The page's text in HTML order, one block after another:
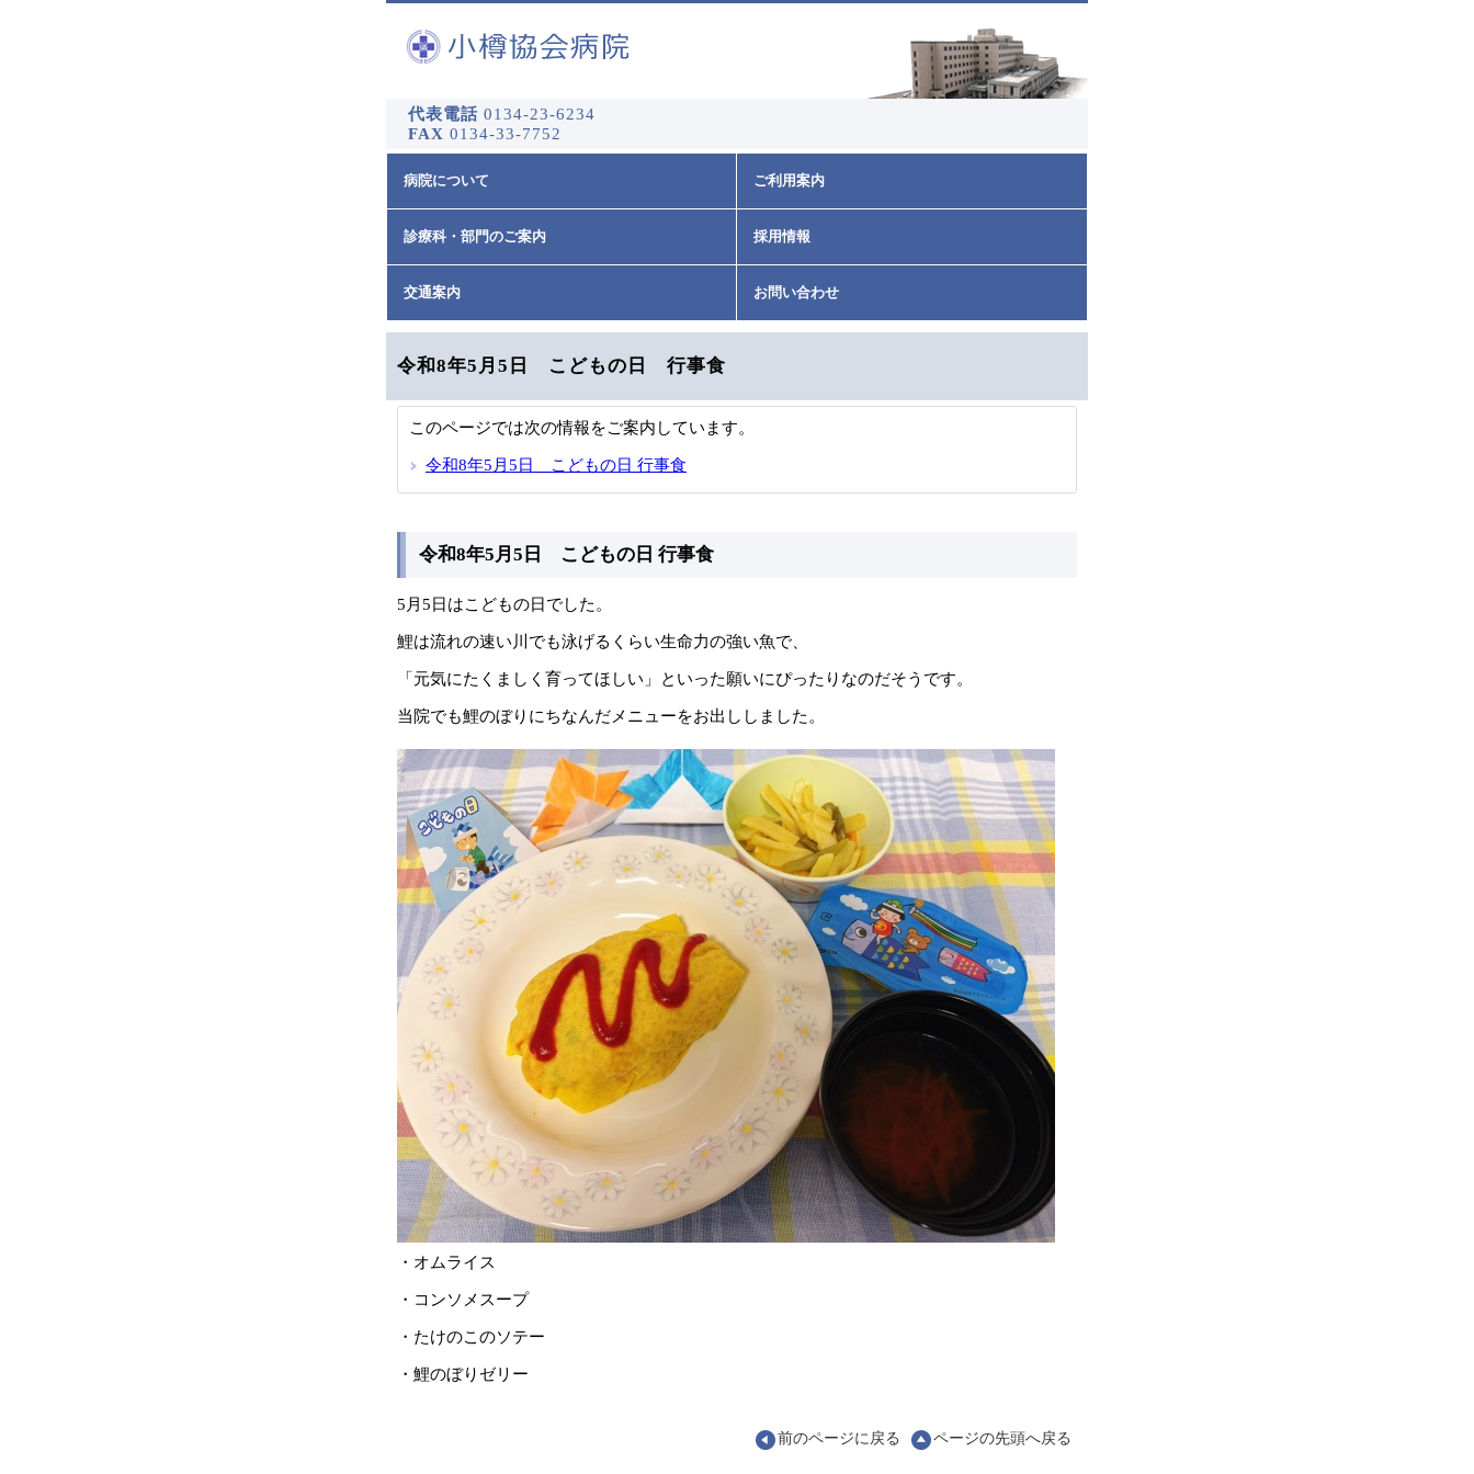
代表電話 0134-23-6234
FAX 0134-33-7752
病院について ご利用案内
診療科・部門のご案内 採用情報
交通案内 お問い合わせ
令和8年5月5日 こどもの日 行事食
このページでは次の情報をご案内しています。
令和8年5月5日 こどもの日 行事食
令和8年5月5日 こどもの日 行事食
5月5日はこどもの日でした。
鯉は流れの速い川でも泳げるくらい生命力の強い魚で、
「元気にたくましく育ってほしい」といった願いにぴったりなのだそうです。
当院でも鯉のぼりにちなんだメニューをお出ししました。
・オムライス
・コンソメスープ
・たけのこのソテー
・鯉のぼりゼリー
前のページに戻る ページの先頭へ戻る